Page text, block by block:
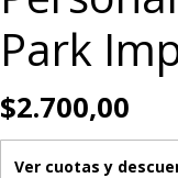
Park
$2.700,00
Ver cuotas y